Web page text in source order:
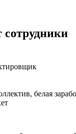
сотрудники
белая